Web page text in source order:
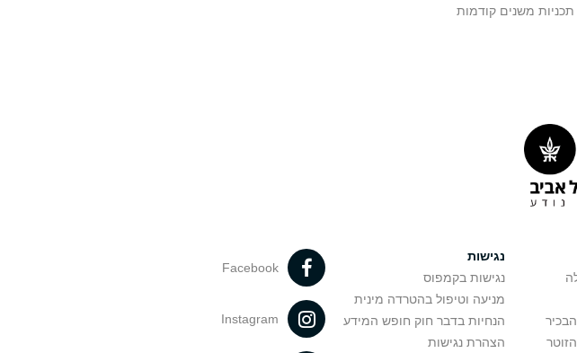
תכניות משנים קודמות
נגישות
נגישות בקמפוס
מניעה וטיפול בהטרדה מינית
הנחיות בדבר חוק חופש המידע
הצהרת נגישות
Facebook
Instagram